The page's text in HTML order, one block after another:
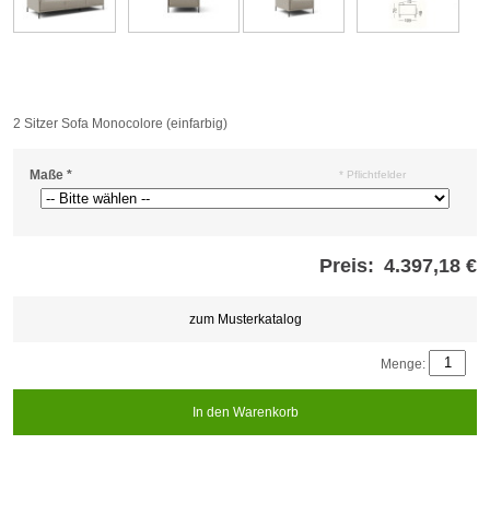
2 Sitzer Sofa Monocolore (einfarbig)
Maße * * Pflichtfelder
Preis: 4.397,18 €
zum Musterkatalog
Menge:
In den Warenkorb